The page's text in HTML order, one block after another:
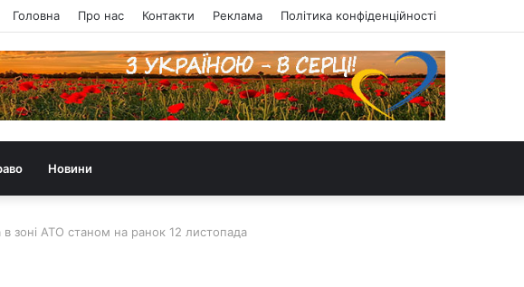
Головна Про нас Контакти Реклама Політика конфіденційності
Новини
зоні АТО станом на ранок 12 листопада